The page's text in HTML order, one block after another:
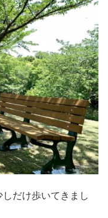
だけ歩いてきまし